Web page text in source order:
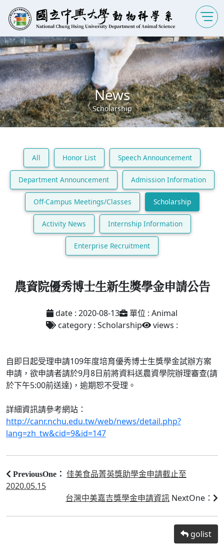
News
Scholarship
All Honor List Speech Announcement
Department Announcement Admission Information
Off-Campus Meetings/Classes Scholarship
Activity News Internship Information
Enterprise Recruitment
農資院優秀博士生新生獎學金申請公告
date : 2020-08-13
單位 : Animal
category : Scholarship
views :
自即日起受理申請109年度培育優秀博士生獎學金試辦方案
申請，欲申請者請於9月8日前將資料送農資學院辦理審查(請
於下午5:00前送達)，逾期恕不受理。
詳細資訊請參考網站：
http://canr.nchu.edu.tw/web/news/detail.php?
lang=zh_tw&cid=9&id=147
PreviousOne：
佳美食品菁英獎助學金申請截止至
2020.05.15
台灣中美嘉吉獎學金申請資訊 NextOne：
golist